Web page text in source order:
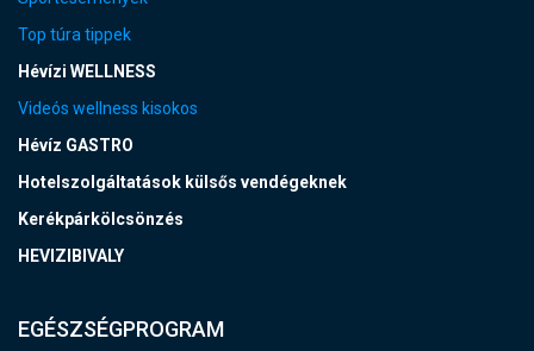
Top túra tippek
Hévízi WELLNESS
Videós wellness kisokos
Hévíz GASTRO
Hotelszolgáltatások külsős vendégeknek
Kerékpárkölcsönzés
HEVIZIBIVALY
EGÉSZSÉGPROGRAM